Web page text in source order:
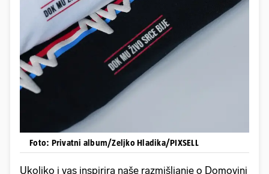
Foto: Privatni album/Zeljko Hladika/PIXSELL
Ukoliko i vas inspirira naše razmišljanje o Domovini